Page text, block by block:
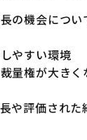
の機会につい
やすい環境
量権が大き
や評価され